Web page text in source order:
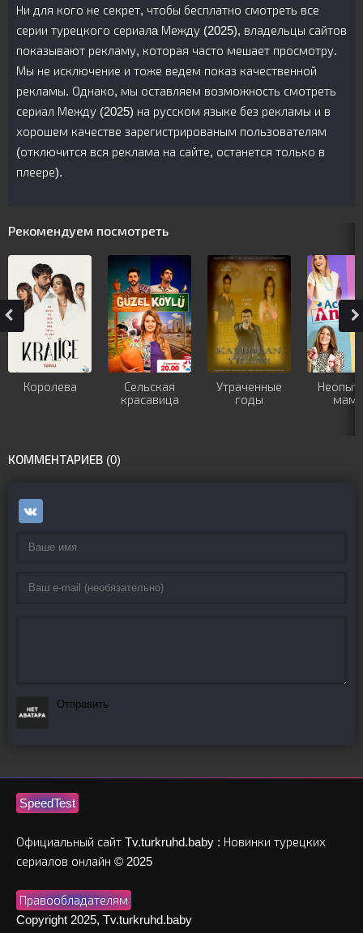
Ни для кого не секрет, чтобы бесплатно смотреть все
серии турецкого сериалa Между (2025), владельцы сайтов
показывают рекламу, которая часто мешает просмотру.
Мы не исключение и тоже ведем показ качественной
рекламы. Однако, мы оставляем возможность смотреть
сериал Между (2025) на русском языке без рекламы и в
хорошем качестве зарегистрированым пользователям
(отключится вся реклама на сайте, останется только в
плеере).
Рекомендуем посмотреть
Королева
Сельская
красавица
Утраченные
годы
КОММЕНТАРИЕВ (0)
Отправить
SpeedTest
Официальный сайт Tv.turkruhd.baby : Новинки турецких
сериалов онлайн © 2025
Правообладателям
Copyright 2025, Tv.turkruhd.baby